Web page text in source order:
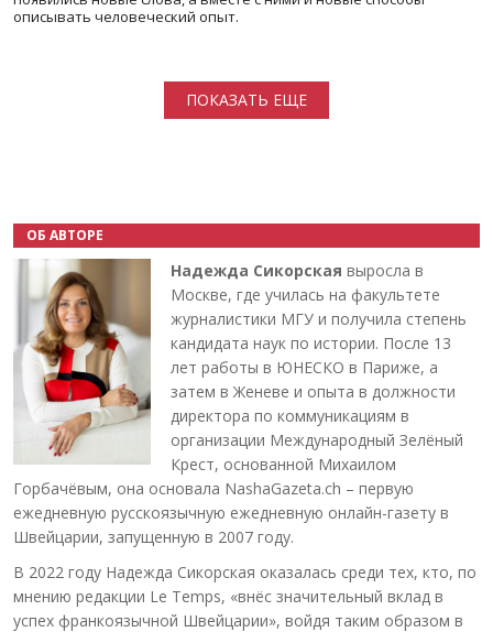
описывать человеческий опыт.
ПОКАЗАТЬ ЕЩЕ
ОБ АВТОРЕ
Надежда Сикорская выросла в
Москве, где училась на факультете
журналистики МГУ и получила степень
кандидата наук по истории. После 13
лет работы в ЮНЕСКО в Париже, а
затем в Женеве и опыта в должности
директора по коммуникациям в
организации Международный Зелёный
Крест, основанной Михаилом
Горбачёвым, она основала NashaGazeta.ch – первую
ежедневную русскоязычную ежедневную онлайн-газету в
Швейцарии, запущенную в 2007 году.
В 2022 году Надежда Сикорская оказалась среди тех, кто, по
мнению редакции Le Temps, «внёс значительный вклад в
успех франкоязычной Швейцарии», войдя таким образом в